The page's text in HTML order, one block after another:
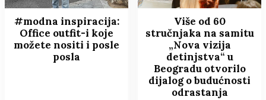
#modna inspiracija:
Office outfit-i koje
možete nositi i posle
posla
Više od 60
stručnjaka na samitu
„Nova vizija
detinjstva“ u
Beogradu otvorilo
dijalog o budućnosti
odrastanja